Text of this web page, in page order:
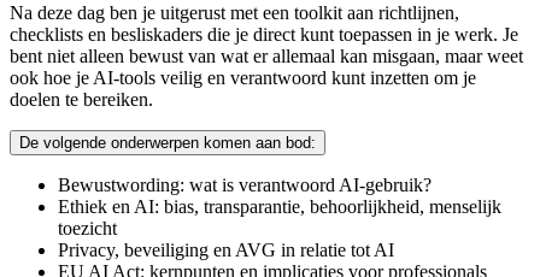
Na deze dag ben je uitgerust met een toolkit aan richtlijnen,
checklists en besliskaders die je direct kunt toepassen in je werk. Je
bent niet alleen bewust van wat er allemaal kan misgaan, maar weet
ook hoe je AI-tools veilig en verantwoord kunt inzetten om je
doelen te bereiken.
De volgende onderwerpen komen aan bod:
Bewustwording: wat is verantwoord AI-gebruik?
Ethiek en AI: bias, transparantie, behoorlijkheid, menselijk
toezicht
Privacy, beveiliging en AVG in relatie tot AI
EU AI Act: kernpunten en implicaties voor professionals